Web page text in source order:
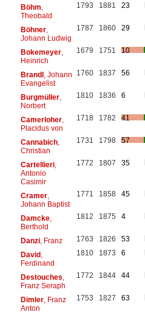
Böhm
Theobald
1793 1881 23
Böhner,
Johann Ludwig
1787 1860 29
Bokemeyer,
Heinrich
1679 1751 10
Brandl, Johann
Evangelist
1760 1837 56
Burgmüller,
Norbert
1810 1836 6
Camerloher,
Placidus von
1718 1782 41
Cannabich,
Christian
1731 1798 57
Cartellieri,
Antonio
Casimir
1772 1807 35
Cramer,
Johann Baptist
1771 1858 45
Damcke,
Berthold
1812 1875 4
Danzi, Franz 1763 1826
53
David,
Ferdinand
1810 1873 6
Destouches
Franz Seraph
1772 1844 44
Dimler, Franz
Anton
1753 1827 63